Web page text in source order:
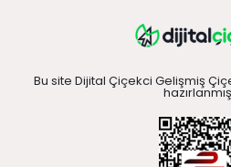
Bu site Dijital Çiçekci Gelişmiş